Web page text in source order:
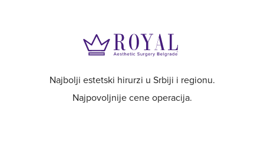
Najbolji estetski hirurzi u Srbiji i regionu.
Najpovoljnije cene operacija.